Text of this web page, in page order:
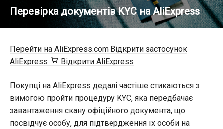
Перевірка документів KYC на AliExpress
Перейти на AliExpress.com Відкрити застосунок
AliExpress
Відкрити AliExpress
Покупці на AliExpress дедалі частіше стикаються з
вимогою пройти процедуру KYC, яка передбачає
завантаження скану офіційного документа, що
посвідчує особу, для підтвердження їх особи на